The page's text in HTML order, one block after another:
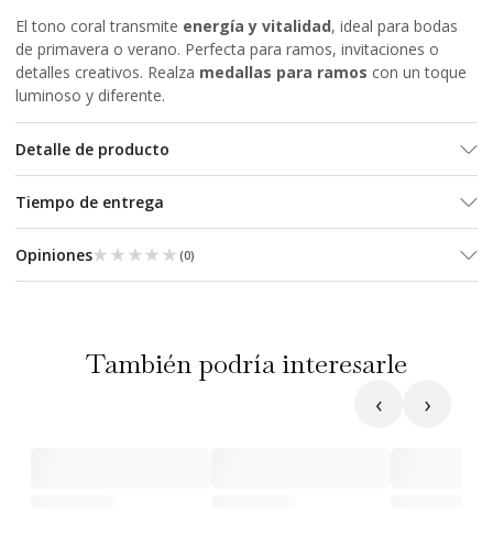
El tono coral transmite energía y vitalidad, ideal para bodas
de primavera o verano. Perfecta para ramos, invitaciones o
detalles creativos. Realza medallas para ramos con un toque
luminoso y diferente.
Detalle de producto
Tiempo de entrega
Opiniones★★★★★
★★★★★ (0)
También podría interesarle
‹ ›